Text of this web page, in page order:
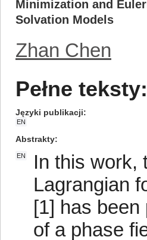
Minimization and
Solvation Models
Zhan Chen
Pełne teksty:
Języki publikacji
EN
Abstrakty
EN
In this work,
Lagrangian
[1] has
of a phase